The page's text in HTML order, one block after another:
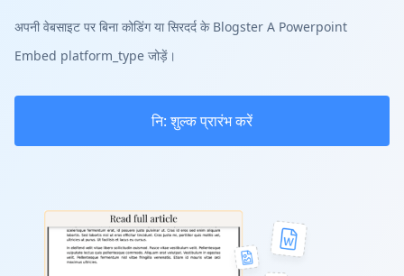
अपनी वेबसाइट पर बिना कोडिंग या सिरदर्द के Blogster A Powerpoint
Embed platform_type जोड़ें।
नि: शुल्क प्रारंभ करें